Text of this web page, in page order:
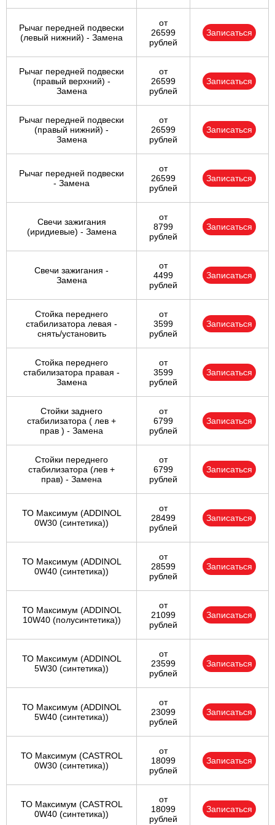
Рычаг передней подвески
(левый нижний) - Замена
от
26599
рублей
Записаться
Рычаг передней подвески
(правый верхний) -
Замена
от
26599
рублей
Записаться
Рычаг передней подвески
(правый нижний) -
Замена
от
26599
рублей
Записаться
Рычаг передней подвески
- Замена
от
26599
рублей
Записаться
Свечи зажигания
(иридиевые) - Замена
от
8799
рублей
Записаться
Свечи зажигания -
Замена
от
4499
рублей
Записаться
Стойка переднего
стабилизатора левая -
снять/установить
от
3599
рублей
Записаться
Стойка переднего
стабилизатора правая -
Замена
от
3599
рублей
Записаться
Стойки заднего
стабилизатора ( лев +
прав ) - Замена
от
6799
рублей
Записаться
Стойки переднего
стабилизатора (лев +
прав) - Замена
от
6799
рублей
Записаться
ТО Максимум (ADDINOL
0W30 (синтетика))
от
28499
рублей
Записаться
ТО Максимум (ADDINOL
0W40 (синтетика))
от
28599
рублей
Записаться
ТО Максимум (ADDINOL
10W40 (полусинтетика))
от
21099
рублей
Записаться
ТО Максимум (ADDINOL
5W30 (синтетика))
от
23599
рублей
Записаться
ТО Максимум (ADDINOL
5W40 (синтетика))
от
23099
рублей
Записаться
ТО Максимум (CASTROL
0W30 (синтетика))
от
18099
рублей
Записаться
ТО Максимум (CASTROL
0W40 (синтетика))
от
18099
рублей
Записаться